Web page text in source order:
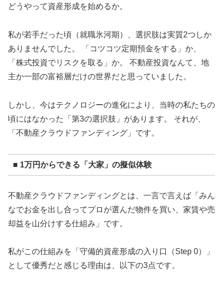
どうやって資産形成を始めるか。
私が若手だった頃（就職氷河期）、選択肢は実質2つしか
ありませんでした。 「コツコツ定期預金をする」か、
「株式投資でリスクを取る」か。 不動産投資なんて、地
主か一部の富裕層だけの世界だと思っていました。
しかし、今はテクノロジーの進化により、当時の私たちの
頃にはなかった「第3の選択肢」があります。 それが、
「不動産クラウドファンディング」です。
■ 1万円からできる「大家」の擬似体験
不動産クラウドファンディングとは、一言で言えば「みん
なでお金を出し合ってプロが選んだ物件を買い、家賃や売
却益を山分けする仕組み」です。
私がこの仕組みを「守備的資産形成の入り口（Step 0）」
として優秀だと感じる理由は、以下の3点です。